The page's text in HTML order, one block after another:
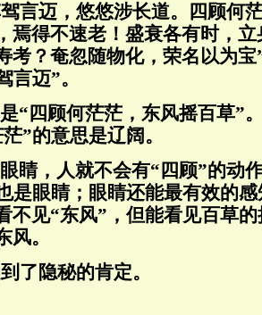
言迈，悠悠涉长道。四顾何
焉得不速老！盛衰各有时，
考？奄忽随物化，荣名以为
言迈”。
“四顾何茫茫，东风摇百草”
”的意思是辽阔。
睛，人就不会有“ 四顾”的动
是眼睛；眼睛还能最有效的
不见“东风” ，但能看见百草
风。
了隐秘的肯定。